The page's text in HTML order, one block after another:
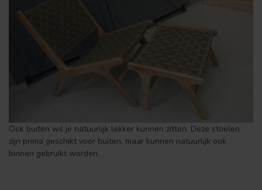
Ook buiten wil je natuurlijk lekker kunnen zitten. Deze stoelen
zijn prima geschikt voor buiten, maar kunnen natuurlijk ook
binnen gebruikt worden.